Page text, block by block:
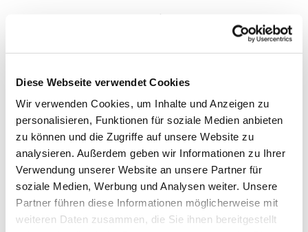
Diese Webseite verwendet Cookies
Wir verwenden Cookies, um Inhalte und Anzeigen zu
personalisieren, Funktionen für soziale Medien anbieten
zu können und die Zugriffe auf unsere Website zu
analysieren. Außerdem geben wir Informationen zu Ihrer
Verwendung unserer Website an unsere Partner für
soziale Medien, Werbung und Analysen weiter. Unsere
Partner führen diese Informationen möglicherweise mit
weiteren Daten zusammen, die Sie ihnen bereitgestellt
Ansprechpartner: T. Kraft, Tel.: 05255 281 021